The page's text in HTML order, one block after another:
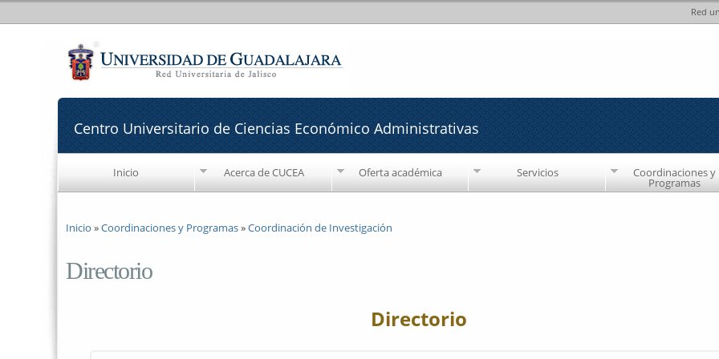
Red
Centro Universitario de Ciencias Económico Administrativas
Inicio Acerca de CUCEA Oferta académica Servicios Coordinaciones y
Programas
Inicio »Coordinaciones y Programas»Coordinación de Investigación
Directorio
Directorio